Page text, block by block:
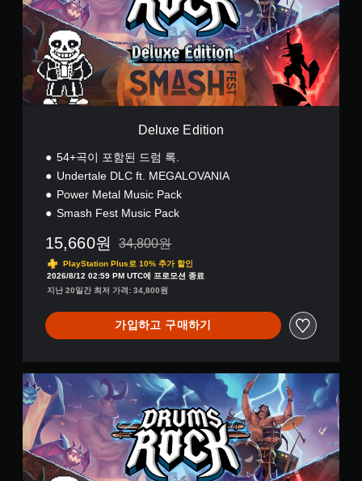
e
E
i
o
Deluxe Edition
54+곡이 포함된 드럼 록.
Undertale DLC ft. MEGALOVANIA
Power Metal Music Pack
Smash Fest Music Pack
15,660원 34,800원의 원래 가격에서 할인됨
34,800원
PlayStation Plus로 10% 추가 할인
2026/8/12 02:59 PM UTC에 프로모션 종료
지난 20일간 최저 가격: 34,800원
가입하고 구매하기
D
e
l
u
e
E